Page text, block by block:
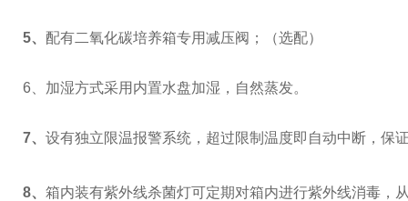
5、 配有二氧化碳培养箱专用减压阀；（选配）
6 、加湿方式采用内置水盘加湿，自然蒸发。
7、 设有独立限温报警系统，超过限制温度即自动中断，保
8、 箱内装有紫外线杀菌灯可定期对箱内进行紫外线消毒，